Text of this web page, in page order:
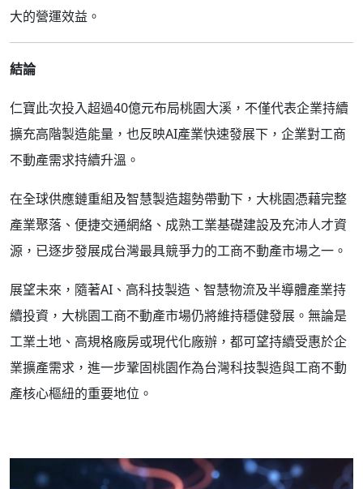
大的營運效益。
結論
仁寶此次投入超過40億元布局桃園大溪，不僅代表企業持續
擴充高階製造能量，也反映AI產業快速發展下，企業對工商
不動產需求持續升溫。
在全球供應鏈重組及智慧製造趨勢帶動下，大桃園憑藉完整
產業聚落、便捷交通網絡、成熟工業基礎建設及充沛人才資
源，已逐步發展成台灣最具競爭力的工商不動產市場之一。
展望未來，隨著AI、高科技製造、智慧物流及半導體產業持
續投資，大桃園工商不動產市場仍將維持穩健發展。無論是
工業土地、高規格廠房或現代化廠辦，都可望持續受惠於企
業擴產需求，進一步鞏固桃園作為台灣科技製造與工商不動
產核心樞紐的重要地位。